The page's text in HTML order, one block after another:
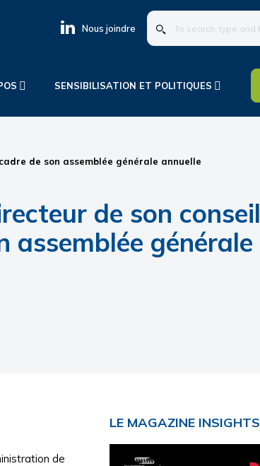
Nous joindre
To
search,
type
hit
SENSIBILISATION ET POLITIQUES
de son assemblée générale annuelle
de son conseil
assemblée générale
de
Primary
Sidebar
LE MAGAZINE INSIGHTS